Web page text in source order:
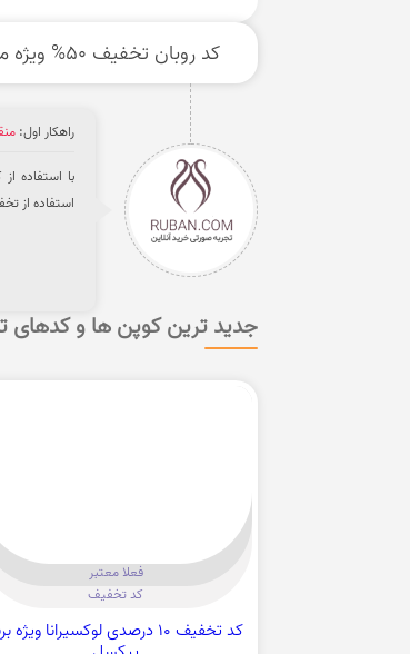
کد روبان تخفیف 50% ویژه محصولات الی ژن
راهکار اول:
استفاده از
جدید ترین کوپن ها و کدهای
فعلا معتبر
کد تخفیف
کد تخفیف 10 درصدی لوکسیرانا ویژه